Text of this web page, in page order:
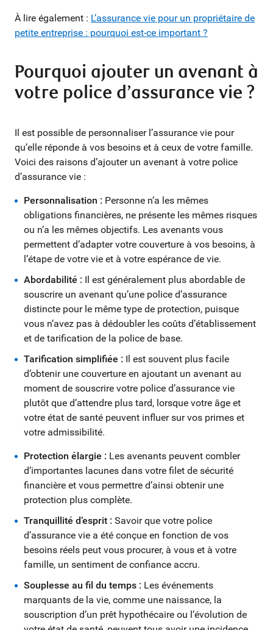
À lire également : L’assurance vie pour un propriétaire de
petite entreprise : pourquoi est-ce important ?
Pourquoi ajouter un avenant à
votre police d’assurance vie ?
Il est possible de personnaliser l’assurance vie pour
qu’elle réponde à vos besoins et à ceux de votre famille.
Voici des raisons d’ajouter un avenant à votre police
d’assurance vie :
Personnalisation : Personne n’a les mêmes
obligations financières, ne présente les mêmes risques
ou n’a les mêmes objectifs. Les avenants vous
permettent d’adapter votre couverture à vos besoins, à
l’étape de votre vie et à votre espérance de vie.
Abordabilité : Il est généralement plus abordable de
souscrire un avenant qu’une police d’assurance
distincte pour le même type de protection, puisque
vous n’avez pas à dédoubler les coûts d’établissement
et de tarification de la police de base.
Tarification simplifiée : Il est souvent plus facile
d’obtenir une couverture en ajoutant un avenant au
moment de souscrire votre police d’assurance vie
plutôt que d’attendre plus tard, lorsque votre âge et
votre état de santé peuvent influer sur vos primes et
votre admissibilité.
Protection élargie : Les avenants peuvent combler
d’importantes lacunes dans votre filet de sécurité
financière et vous permettre d’ainsi obtenir une
protection plus complète.
Tranquillité d’esprit : Savoir que votre police
d’assurance vie a été conçue en fonction de vos
besoins réels peut vous procurer, à vous et à votre
famille, un sentiment de confiance accru.
Souplesse au fil du temps : Les événements
marquants de la vie, comme une naissance, la
souscription d’un prêt hypothécaire ou l’évolution de